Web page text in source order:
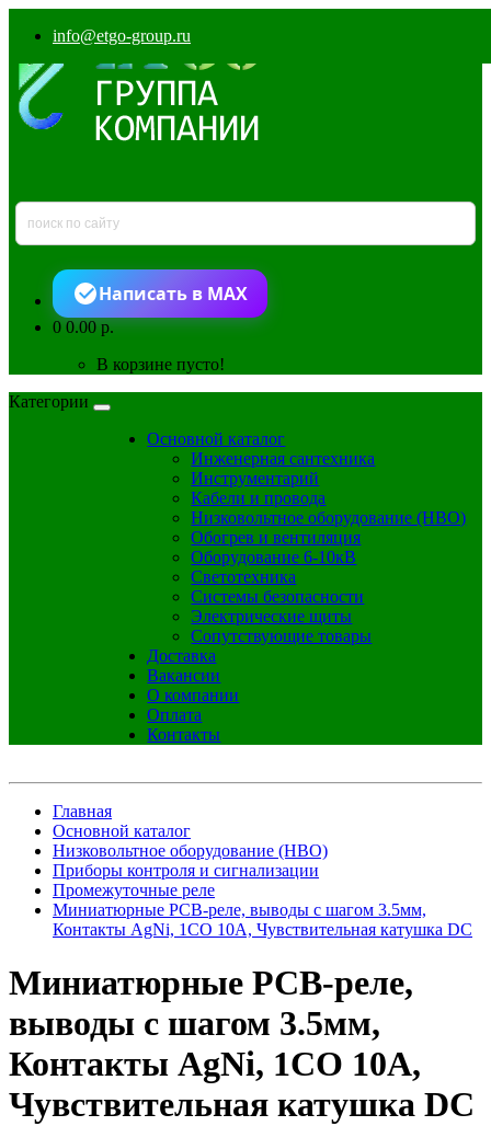
info@etgo-group.ru
Написать в MAX
00.00 р.
В корзине пусто!
Категории
Основной каталог
Инженерная сантехника
Инструментарий
Кабели и провода
Низковольтное оборудование (НВО)
Обогрев и вентиляция
Оборудование 6-10кВ
Светотехника
Системы безопасности
Электрические щиты
Сопутствующие товары
Доставка
Вакансии
О компании
Оплата
Контакты
Главная
Основной каталог
Низковольтное оборудование (НВО)
Приборы контроля и сигнализации
Промежуточные реле
Миниатюрные PCB-реле, выводы с шагом 3.5мм,
Контакты AgNi, 1CO 10A, Чувствительная катушка DC
Миниатюрные PCB-реле,
выводы с шагом 3.5мм,
Контакты AgNi, 1CO 10A,
Чувствительная катушка DC